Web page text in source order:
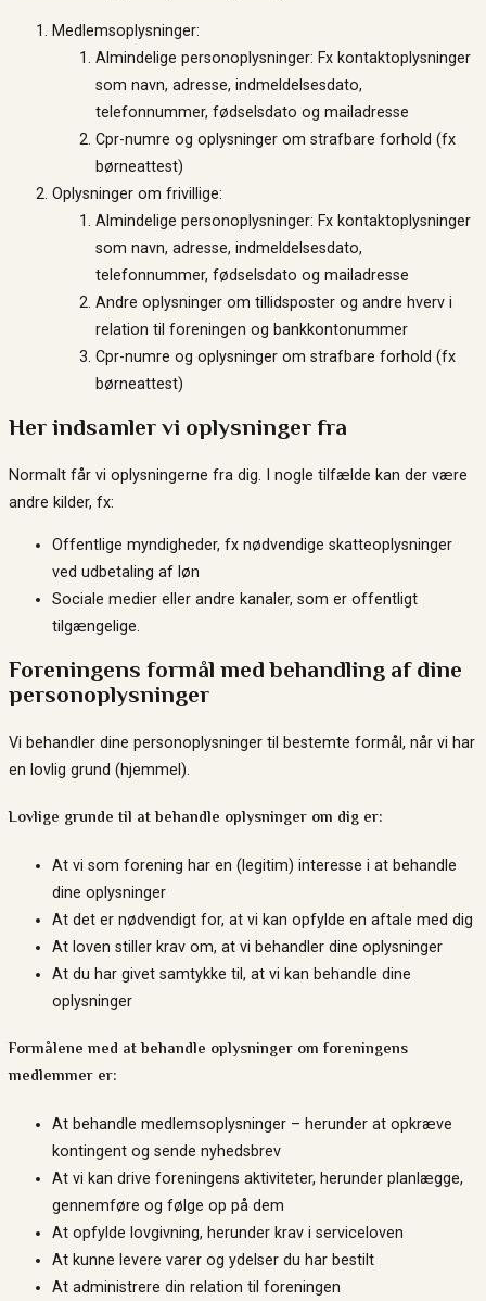
Medlemsoplysninger:
Almindelige personoplysninger: Fx kontaktoplysninger
som navn, adresse, indmeldelsesdato,
telefonnummer, fødselsdato og mailadresse
Cpr-numre og oplysninger om strafbare forhold (fx
børneattest)
Oplysninger om frivillige:
Almindelige personoplysninger: Fx kontaktoplysninger
som navn, adresse, indmeldelsesdato,
telefonnummer, fødselsdato og mailadresse
Andre oplysninger om tillidsposter og andre hverv i
relation til foreningen og bankkontonummer
Cpr-numre og oplysninger om strafbare forhold (fx
børneattest)
Her indsamler vi oplysninger fra
Normalt får vi oplysningerne fra dig. I nogle tilfælde kan der være
andre kilder, fx:
Offentlige myndigheder, fx nødvendige skatteoplysninger
ved udbetaling af løn
Sociale medier eller andre kanaler, som er offentligt
tilgængelige.
Foreningens formål med behandling af dine
personoplysninger
Vi behandler dine personoplysninger til bestemte formål, når vi har
en lovlig grund (hjemmel).
Lovlige grunde til at behandle oplysninger om dig er:
At vi som forening har en (legitim) interesse i at behandle
dine oplysninger
At det er nødvendigt for, at vi kan opfylde en aftale med dig
At loven stiller krav om, at vi behandler dine oplysninger
At du har givet samtykke til, at vi kan behandle dine
oplysninger
Formålene med at behandle oplysninger om foreningens
medlemmer er:
At behandle medlemsoplysninger – herunder at opkræve
kontingent og sende nyhedsbrev
At vi kan drive foreningens aktiviteter, herunder planlægge,
gennemføre og følge op på dem
At opfylde lovgivning, herunder krav i serviceloven
At kunne levere varer og ydelser du har bestilt
At administrere din relation til foreningen